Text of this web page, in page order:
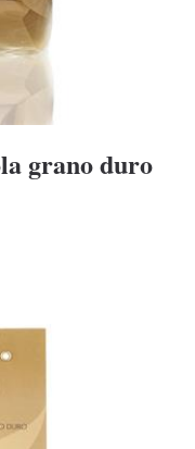
grano duro